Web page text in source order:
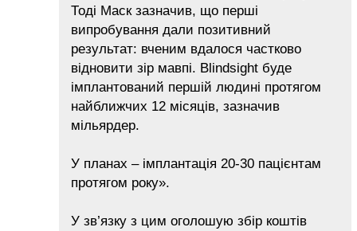
Тоді Маск зазначив, що перші
випробування дали позитивний
результат: вченим вдалося частково
відновити зір мавпі. Blindsight буде
імплантований першій людині протягом
найближчих 12 місяців, зазначив
мільярдер.
У планах – імплантація 20-30 пацієнтам
протягом року».
У зв’язку з цим оголошую збір коштів